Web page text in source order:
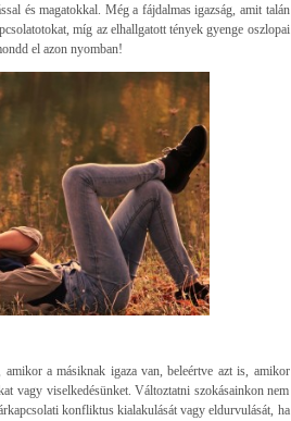
és magatokkal. Még a fájdalmas igazság, amit talán
míg az elhallgatott tények gyenge oszlopai
el azon nyomban!
a másiknak igaza van, beleértve azt is, amikor
vagy viselkedésünket. Változtatni szokásainkon nem
konfliktus kialakulását vagy eldurvulását, ha